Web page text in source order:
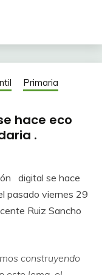
Primaria
hace eco
.
digital se hace
pasado viernes 29
Ruiz Sancho
construyendo